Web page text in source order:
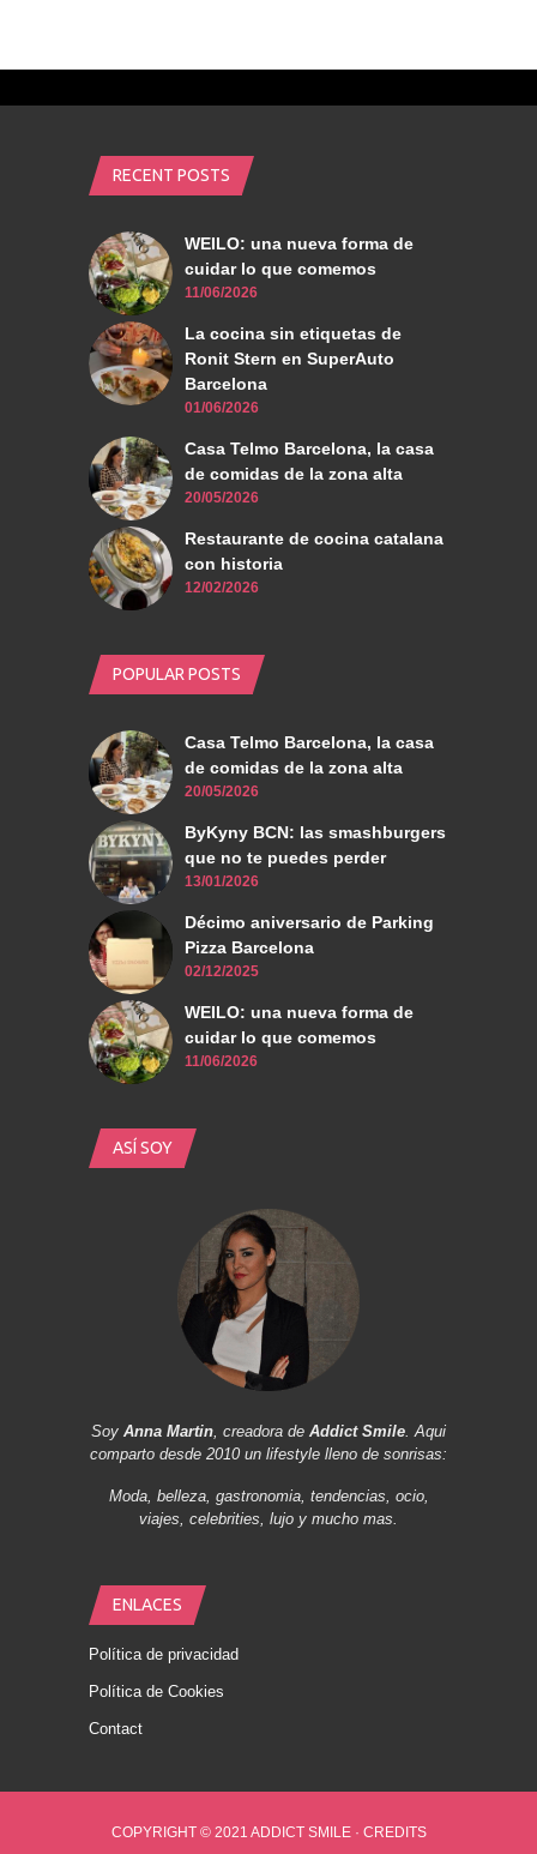
RECENT POSTS
WEILO: una nueva forma de
cuidar lo que comemos
11/06/2026
La cocina sin etiquetas de
Ronit Stern en SuperAuto
Barcelona
01/06/2026
Casa Telmo Barcelona, la casa
de comidas de la zona alta
20/05/2026
Restaurante de cocina catalana
con historia
12/02/2026
POPULAR POSTS
Casa Telmo Barcelona, la casa
de comidas de la zona alta
20/05/2026
ByKyny BCN: las smashburgers
que no te puedes perder
13/01/2026
Décimo aniversario de Parking
Pizza Barcelona
02/12/2025
WEILO: una nueva forma de
cuidar lo que comemos
11/06/2026
ASÍ SOY
Soy Anna Martin, creadora de Addict Smile. Aqui
comparto desde 2010 un lifestyle lleno de sonrisas:
Moda, belleza, gastronomia, tendencias, ocio,
viajes, celebrities, lujo y mucho mas.
ENLACES
Política de privacidad
Política de Cookies
Contact
COPYRIGHT © 2021 ADDICT SMILE · CREDITS